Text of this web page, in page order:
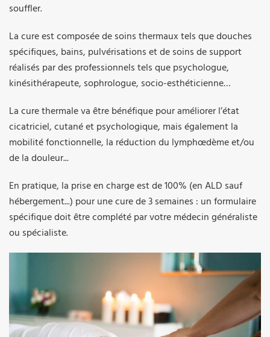
souffler.
La cure est composée de soins thermaux tels que douches
spécifiques, bains, pulvérisations et de soins de support
réalisés par des professionnels tels que psychologue,
kinésithérapeute, sophrologue, socio-esthéticienne…
La cure thermale va être bénéfique pour améliorer l’état
cicatriciel, cutané et psychologique, mais également la
mobilité fonctionnelle, la réduction du lymphœdème et/ou
de la douleur...
En pratique, la prise en charge est de 100% (en ALD sauf
hébergement...) pour une cure de 3 semaines : un formulaire
spécifique doit être complété par votre médecin généraliste
ou spécialiste.